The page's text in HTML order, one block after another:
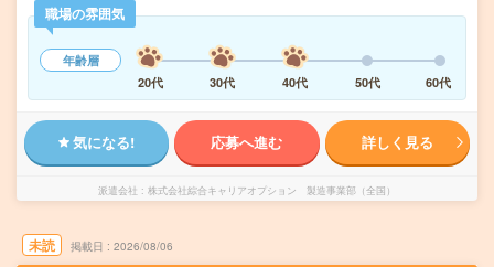
職場の雰囲気
年齢層
20代
30代 40代 50代 60代
気になる! 応募へ進む 詳しく見る
派遣会社 株式会社綜合キャリアオプション 製造事業部（全国）
未読 掲載日 2026/08/06